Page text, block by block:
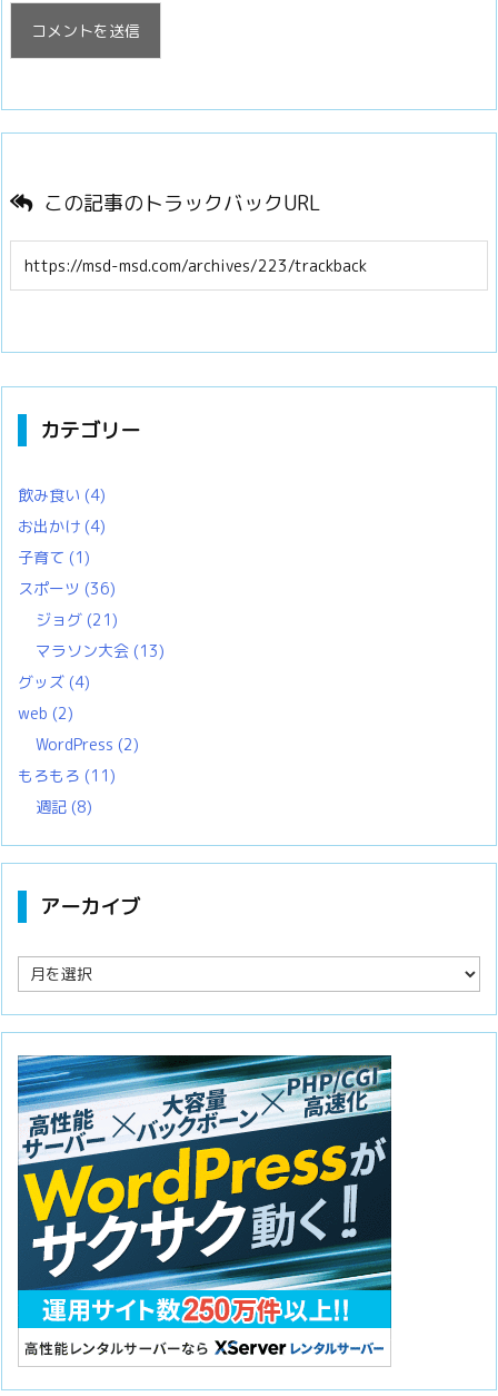
この記事のトラックバックURL
カテゴリー
飲み食い (4)
お出かけ (4)
子育て (1)
スポーツ (36)
ジョグ (21)
マラソン大会 (13)
グッズ (4)
web (2)
WordPress (2)
もろもろ (11)
週記 (8)
アーカイブ
ー
カ
イ
ブ